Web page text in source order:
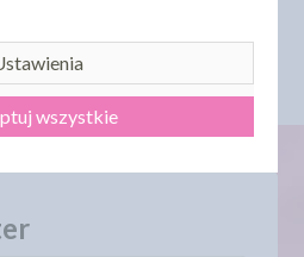
wszystkie